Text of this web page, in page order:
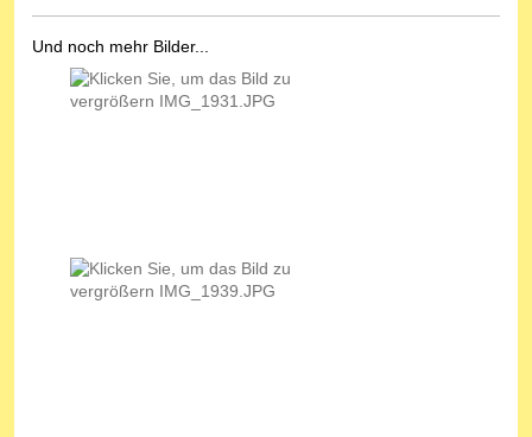
Und noch mehr Bilder...